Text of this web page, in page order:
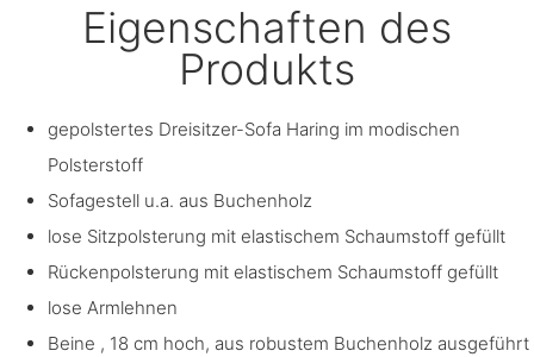
Eigenschaften des
Produkts
gepolstertes Dreisitzer-Sofa Haring im modischen
Polsterstoff
Sofagestell u.a. aus Buchenholz
lose Sitzpolsterung mit elastischem Schaumstoff gefüllt
Rückenpolsterung mit elastischem Schaumstoff gefüllt
lose Armlehnen
Beine , 18 cm hoch, aus robustem Buchenholz ausgeführt